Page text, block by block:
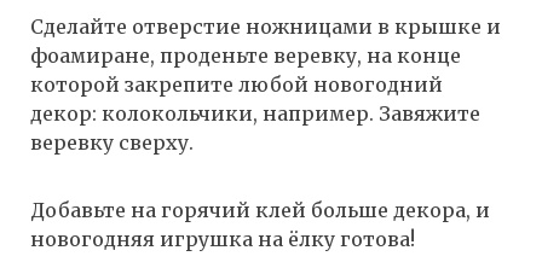
Сделайте отверстие ножницами в крышке и
фоамиране, проденьте веревку, на конце
которой закрепите любой новогодний
декор: колокольчики, например. Завяжите
веревку сверху.
Добавьте на горячий клей больше декора, и
новогодняя игрушка на ёлку готова!